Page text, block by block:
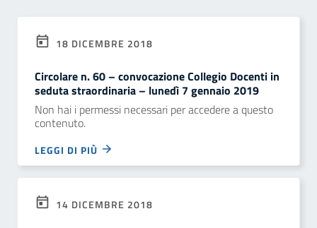
18 DICEMBRE 2018
Circolare n. 60 – convocazione Collegio Docenti in
seduta straordinaria – lunedì 7 gennaio 2019
Non hai i permessi necessari per accedere a questo
contenuto.
LEGGI DI PIÙ
14 DICEMBRE 2018